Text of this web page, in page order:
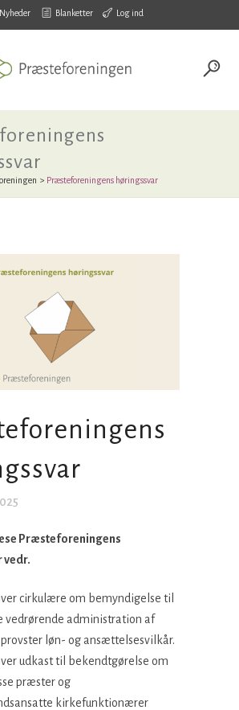
Nyheder Blanketter Log ind
> Præsteforeningens høringssvar
Præsteforeningens
vedr.
cirkulære om bemyndigelse til
vedrørende administration af
løn- og ansættelsesvilkår.
udkast til bekendtgørelse om
præster og
kirkefunktionærer